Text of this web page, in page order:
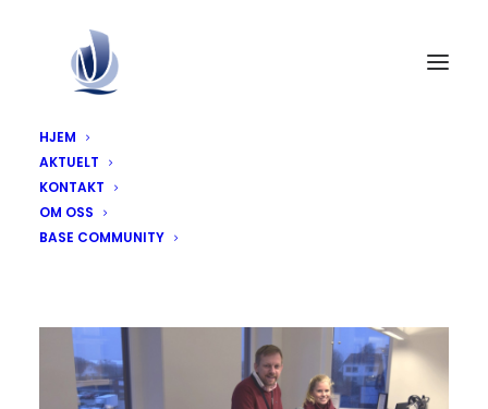
HJEM
AKTUELT
KONTAKT
OM OSS
BASE COMMUNITY